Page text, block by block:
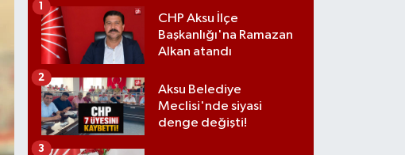
CHP Aksu İlçe
Başkanlığı'na Ramazan
Alkan atandı
1
Aksu Belediye
Meclisi'nde siyasi
denge değişti!
2
3